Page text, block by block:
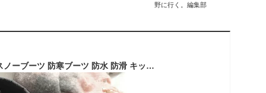
野に行く。編集部
15日限定クーポン◆スノーブーツ 防寒ブーツ 防水 防滑 キッズ・ジュニア ベビー 子供＜ moz モズ ＞ 3センチヒール 滑らない 履きやすい 歩きやすい ブラック ホワイト ブラウン 19.0 24.0 ボア ダウンブーツ ウィンターブーツ あったか 快適